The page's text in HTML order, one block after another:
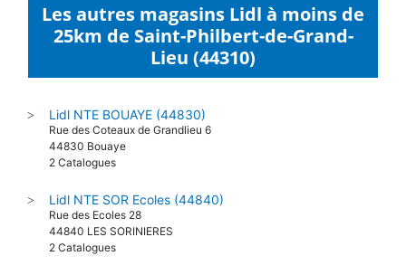
Les autres magasins Lidl à moins de
25km de Saint-Philbert-de-Grand-
Lieu (44310)
> Lidl NTE BOUAYE (44830)
Rue des Coteaux de Grandlieu 6
44830 Bouaye
2 Catalogues
> Lidl NTE SOR Ecoles (44840)
Rue des Ecoles 28
44840 LES SORINIERES
2 Catalogues